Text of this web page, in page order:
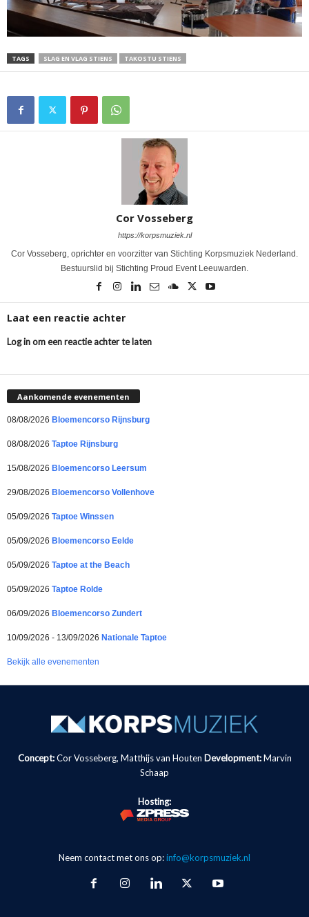
TAGS SLAG EN VLAG STIENS TAKOSTU STIENS
Cor Vosseberg
https://korpsmuziek.nl
Cor Vosseberg, oprichter en voorzitter van Stichting Korpsmuziek Nederland.
Bestuurslid bij Stichting Proud Event Leeuwarden.
Laat een reactie achter
Log in om een reactie achter te laten
Aankomende evenementen
08/08/2026 Bloemencorso Rijnsburg
08/08/2026 Taptoe Rijnsburg
15/08/2026 Bloemencorso Leersum
29/08/2026 Bloemencorso Vollenhove
05/09/2026 Taptoe Winssen
05/09/2026 Bloemencorso Eelde
05/09/2026 Taptoe at the Beach
05/09/2026 Taptoe Rolde
06/09/2026 Bloemencorso Zundert
10/09/2026 - 13/09/2026 Nationale Taptoe
Bekijk alle evenementen
Concept:Cor Vosseberg, Matthijs van Houten Development: Marvin
Schaap
Hosting:
Neem contact met ons op:info@korpsmuziek.nl